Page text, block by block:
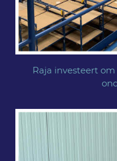
Raja investeert